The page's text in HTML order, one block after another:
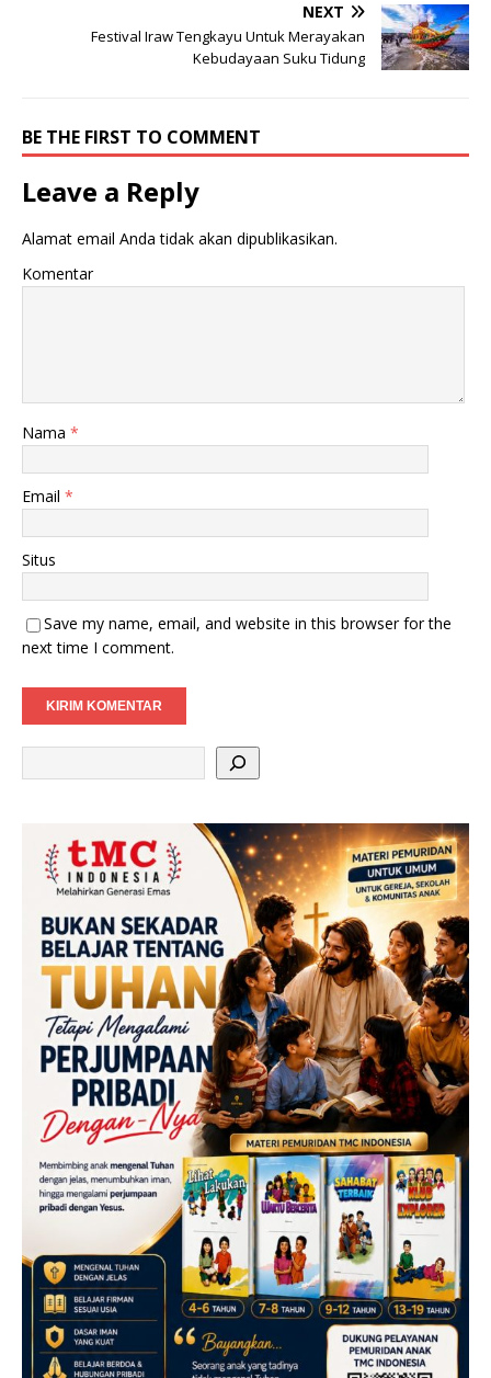
NEXT
Festival Iraw Tengkayu Untuk Merayakan
Kebudayaan Suku Tidung
BE THE FIRST TO COMMENT
Leave a Reply
Alamat email Anda tidak akan dipublikasikan.
Komentar
Nama *
Email *
Situs
Save my name, email, and website in this browser for the
next time I comment.